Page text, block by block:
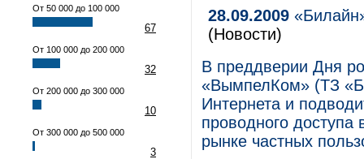
От 50 000 до 100 000
67
От 100 000 до 200 000
32
От 200 000 до 300 000
10
От 300 000 до 500 000
3
28.09.2009
(Новости)
В преддверии Дня
«ВымпелКом» (ТЗ
Интернета и
проводного
рынке частных